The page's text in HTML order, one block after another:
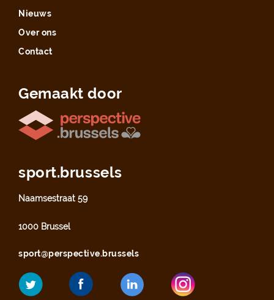
Nieuws
Over ons
Contact
Gemaakt door
sport.brussels
Naamsestraat 59
1000 Brussel
sport@perspective.brussels